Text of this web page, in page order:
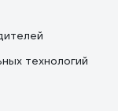
технологий